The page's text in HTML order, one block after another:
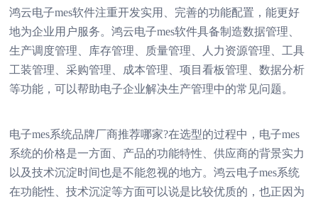
鸿云电子mes软件注重开发实用、完善的功能配置，能更好
地为企业用户服务。鸿云电子mes软件具备制造数据管理、
生产调度管理、库存管理、质量管理、人力资源管理、工具
工装管理、采购管理、成本管理、项目看板管理、数据分析
等功能，可以帮助电子企业解决生产管理中的常见问题。
电子mes系统品牌厂商推荐哪家?在选型的过程中，电子mes
系统的价格是一方面、产品的功能特性、供应商的背景实力
以及技术沉淀时间也是不能忽视的地方。鸿云电子mes系统
在功能性、技术沉淀等方面可以说是比较优质的，也正因为